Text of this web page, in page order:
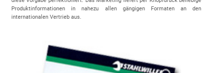
Produktinformationen in nahezu allen gängigen Formaten an den
internationalen Vertrieb aus.